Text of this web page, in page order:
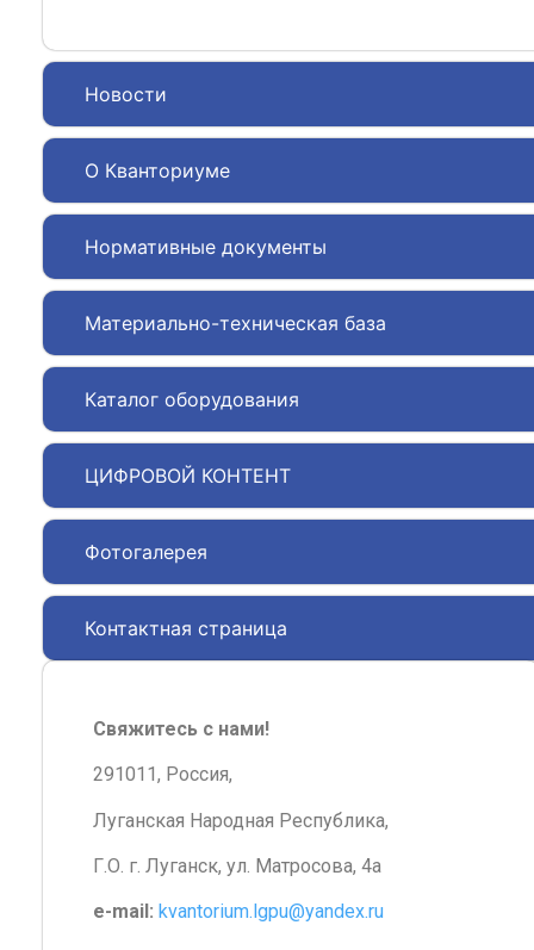
Новости
О Кванториуме
Нормативные документы
Материально-техническая база
Каталог оборудования
ЦИФРОВОЙ КОНТЕНТ
Фотогалерея
Контактная страница
Свяжитесь с нами!
291011, Россия,
Луганская Народная Республика,
Г.О. г. Луганск, ул. Матросова, 4а
e-mail: kvantorium.lgpu@yandex.ru